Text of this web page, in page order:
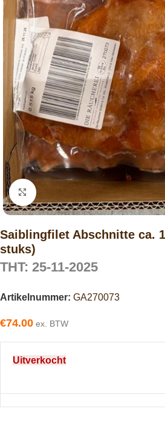
Click to enlarge
Saiblingfilet Abschnitte ca.
stuks)
THT: 25-11-2025
Artikelnummer: GA270073
€74.00 ex. BTW
Uitverkocht